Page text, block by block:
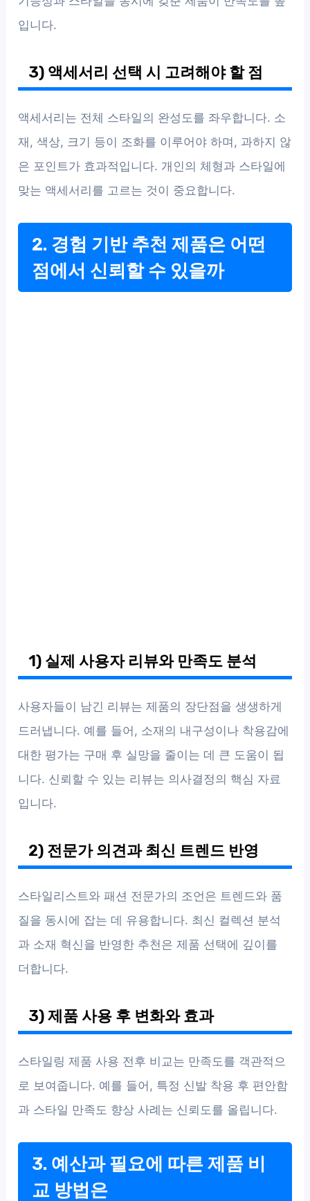
입니다.
3) 액세서리 선택 시 고려해야 할 점
액세서리는 전체 스타일의 완성도를 좌우합니다. 소
재, 색상, 크기 등이 조화를 이루어야 하며, 과하지 않
은 포인트가 효과적입니다. 개인의 체형과 스타일에
맞는 액세서리를 고르는 것이 중요합니다.
2. 경험 기반 추천 제품은 어떤
점에서 신뢰할 수 있을까
1) 실제 사용자 리뷰와 만족도 분석
사용자들이 남긴 리뷰는 제품의 장단점을 생생하게
드러냅니다. 예를 들어, 소재의 내구성이나 착용감에
대한 평가는 구매 후 실망을 줄이는 데 큰 도움이 됩
니다. 신뢰할 수 있는 리뷰는 의사결정의 핵심 자료
입니다.
2) 전문가 의견과 최신 트렌드 반영
스타일리스트와 패션 전문가의 조언은 트렌드와 품
질을 동시에 잡는 데 유용합니다. 최신 컬렉션 분석
과 소재 혁신을 반영한 추천은 제품 선택에 깊이를
더합니다.
3) 제품 사용 후 변화와 효과
스타일링 제품 사용 전후 비교는 만족도를 객관적으
로 보여줍니다. 예를 들어, 특정 신발 착용 후 편안함
과 스타일 만족도 향상 사례는 신뢰도를 올립니다.
3. 예산과 필요에 따른 제품 비
교 방법은